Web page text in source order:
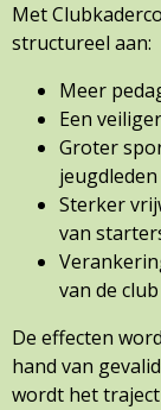
Met
structureel aan:
Meer
Een
Groter
jeugdleden
Sterker
van
van de club
De effecten
hand van
wordt het